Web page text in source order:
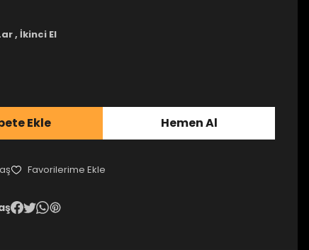
, İkinci El
Ekle Hemen Al